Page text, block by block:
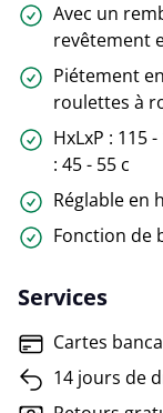
Avec un
revêtement
Piétement
roulettes à
HxLxP : 115
: 45 - 55 c
Réglable en
Fonction de
Services
Cartes
14 jours de